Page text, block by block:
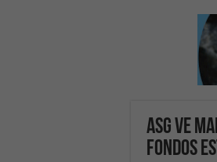
ASG ve
fondos